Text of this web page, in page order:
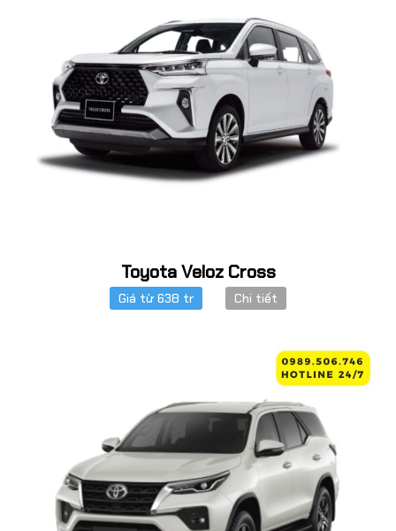
Toyota Veloz Cross
Giá từ 638 tr Chi tiết